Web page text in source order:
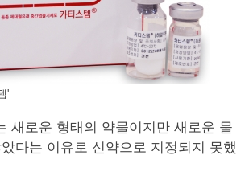
'
새로운 형태의 약물이지만 새로운 물
다는 이유로 신약으로 지정되지 못했